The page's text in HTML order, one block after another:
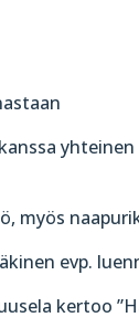
myös
evp.
kertoo